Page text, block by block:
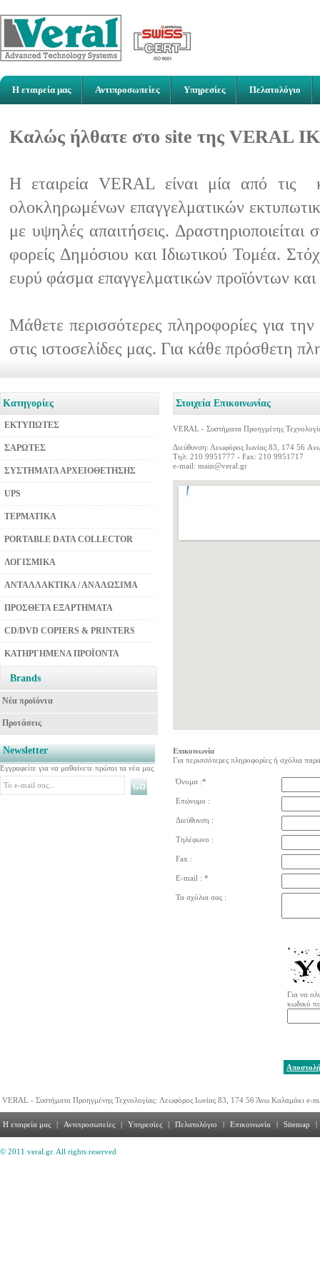
Η εταιρεία μας Αντιπροσωπείες Υπηρεσίες Πελατολόγιο
Καλώς ήλθατε στο site της VERAL
Η εταιρεία VERAL είναι μία από τις
ολοκληρωμένων επαγγελματικών
με υψηλές απαιτήσεις.
φορείς Δημόσιου και Ιδιωτικού Τομέα.
ευρύ φάσμα επαγγελματικών προϊόντων
Μάθετε περισσότερες πληροφορίες για
στις ιστοσελίδες μας. Για κάθε πρόσθετη
Κατηγορίες
ΕΚΤΥΠΩΤΕΣ
ΣΑΡΩΤΕΣ
ΣΥΣΤΗΜΑΤΑ ΑΡΧΕΙΟΘΕΤΗΣΗΣ
UPS
ΤΕΡΜΑΤΙΚΑ
PORTABLE DATA COLLECTOR
ΛΟΓΙΣΜΙΚΑ
ΑΝΤΑΛΛΑΚΤΙΚΑ / ΑΝΑΛΩΣΙΜΑ
ΠΡΟΣΘΕΤΑ ΕΞΑΡΤΗΜΑΤΑ
CD/DVD COPIERS & PRINTERS
ΚΑΤΗΡΓΗΜΕΝΑ ΠΡΟΪΟΝΤΑ
Brands
Νέα προϊόντα
Προτάσεις
Newsletter
Εγγραφείτε για να μαθαίνετε πρώτοι τα νέα μας
Στοιχεία Επικοινωνίας
VERAL - Συστήματα Προηγμένης
Διεύθυνση: Λεωφόρος Ιωνίας 83, 174 56
Τηλ: 210 9951777 - Fax: 210 9951717
e-mail: main@veral.gr
Επικοινωνία
Για περισσότερες πληροφορίες ή σχόλια
Όνομα :*
Επώνυμο :
Διεύθυνση :
Τηλέφωνο :
Fax :
E-mail : *
Τα σχόλια σας :
Για να
κωδικό
Αποστολή
VERAL - Συστήματα Προηγμένης Τεχνολογίας: Λεωφόρος Ιωνίας 83, 174 56 Άνω Καλαμάκι e-
Η εταιρεία μας | Αντιπροσωπείες | Υπηρεσίες | Πελατολόγιο | Επικοινωνία | Sitemap |
© 2011 veral.gr. All rights reserved